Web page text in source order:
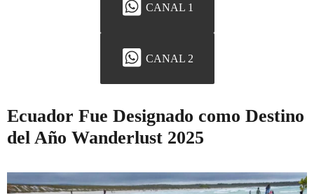
CANAL 1
CANAL 2
Ecuador Fue Designado como Destino
del Año Wanderlust 2025